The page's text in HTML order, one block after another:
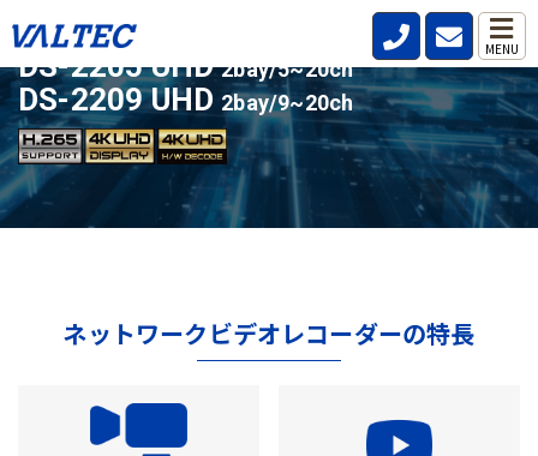
MENU
ライセンスアップ対応の人気モデル
DS-2205 UHD2bay/5~20ch
DS-2209 UHD 2bay/9~20ch
ネットワークビデオレコーダーの特長